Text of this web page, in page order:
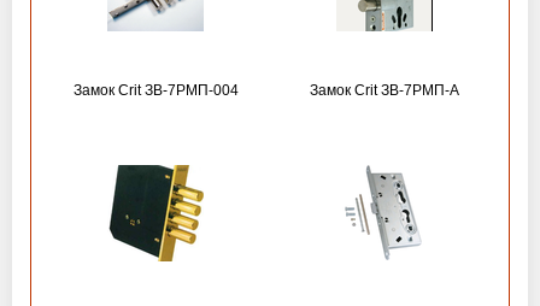
Замок Crit ЗВ-7РМП-004 Замок Crit ЗВ-7РМП-А